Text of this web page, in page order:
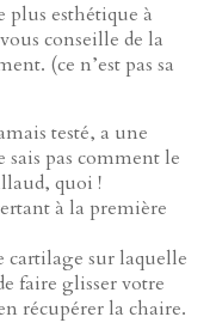
plus esthétique à
conseille de la
(ce n’est pas sa
testé, a une
pas comment le
quoi !
à la première
cartilage sur laquelle
faire glisser votre
récupérer la chaire.